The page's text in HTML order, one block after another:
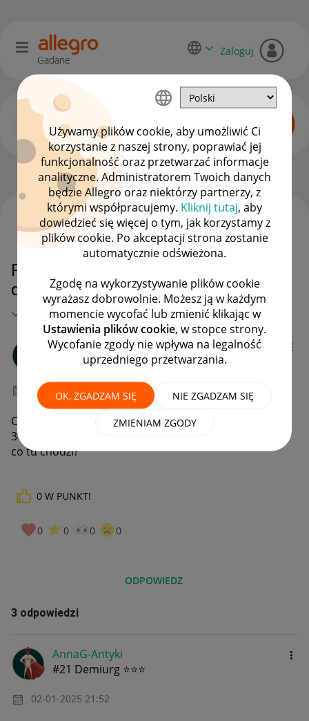
Używamy plików cookie, aby umożliwić Ci
korzystanie z naszej strony, poprawiać jej
funkcjonalność oraz przetwarzać informacje
analityczne. Administratorem Twoich danych
będzie Allegro oraz niektórzy partnerzy, z
którymi współpracujemy. Kliknij tutaj, aby
dowiedzieć się więcej o tym, jak korzystamy z
plików cookie. Po akceptacji strona zostanie
automatycznie odświeżona.
Zgodę na wykorzystywanie plików cookie
wyrażasz dobrowolnie. Możesz ją w każdym
momencie wycofać lub zmienić klikając w
Ustawienia plików cookie, w stopce strony.
Wycofanie zgody nie wpływa na legalność
uprzedniego przetwarzania.
OK, ZGADZAM SIĘ NIE ZGADZAM SIĘ
ZMIENIAM ZGODY
Gadane
Zaloguj
Allegro Delivery OPCJE
Przesyłka opóźniona i nic się nie
dzieje
MAMY ROZWIĄZANIE!
GrzesDr
#7 Wielbiciel
‎02-01-2025 21:49
Opóźniona przesyłkaA001H301H5 miała dotrzeć na
31.12.24, od 30.12.24 nic się nie zmienia w statusie - o
co tu chodzi?
0 W PUNKT!
0 0 0 0
ODPOWIEDZ
WSZYSTKIE TEMATY
3 odpowiedzi
AnnaG-Antyki
#21 Demiurg ⭐⭐⭐
‎02-01-2025 21:52